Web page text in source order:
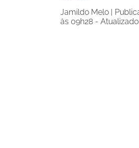
Jamildo Melo |
às 09h28 - Atualizado